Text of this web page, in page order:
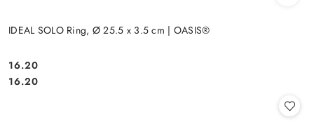
IDEAL SOLO Ring, Ø 25.5 x 3.5 cm | OASIS®
Cena:
16.20
Cena:
16.20